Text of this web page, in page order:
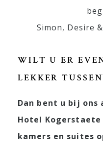
Simon, Desire
WILT U ER
LEKKER
Dan bent u bij
Hotel Kogerstaete
kamers en suites